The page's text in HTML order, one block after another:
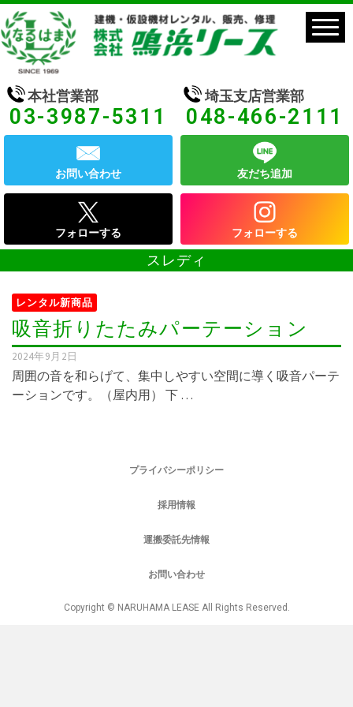
本社営業部
03-3987-5311
埼玉支店営業部
048-466-2111
お問い合わせ 友だち追加
フォローする フォローする
スレディ
レンタル新商品
吸音折りたたみパーテーション
2024年9月2日
周囲の音を和らげて、集中しやすい空間に導く吸音パーテ
ーションです。（屋内用） 下 …
プライバシーポリシー
採用情報
運搬委託先情報
お問い合わせ
Copyright © NARUHAMA LEASE All Rights Reserved.